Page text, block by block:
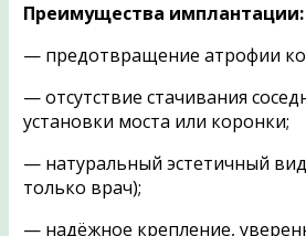
Преимущества имплантации:
— предотвращение атрофии
— отсутствие стачивания
установки моста или коронки;
— натуральный эстетичный
только врач);
— надёжное крепление,